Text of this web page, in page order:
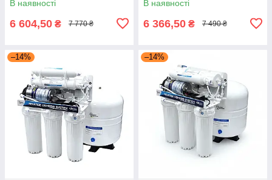
В наявності
6 604,50 ₴ 7 770 ₴
В наявності
6 366,50 ₴ 7 490 ₴
–14% –14%